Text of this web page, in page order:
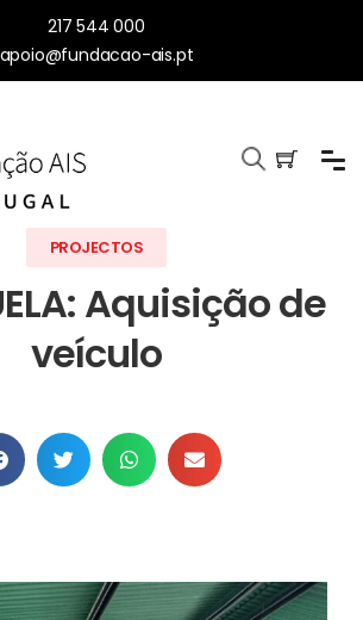
217 544 000
apoio@fundacao-ais.pt
PROJECTOS
Aquisição de
veículo